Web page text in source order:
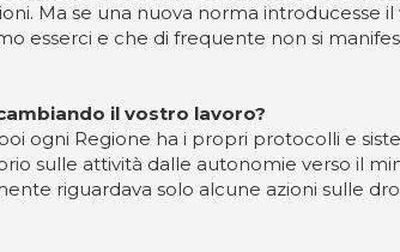
Ma se una nuova norma introducesse
esserci e che di frequente non si
il vostro lavoro?
ogni Regione ha i propri protocolli e
sulle attività dalle autonomie verso il
riguardava solo alcune azioni sulle